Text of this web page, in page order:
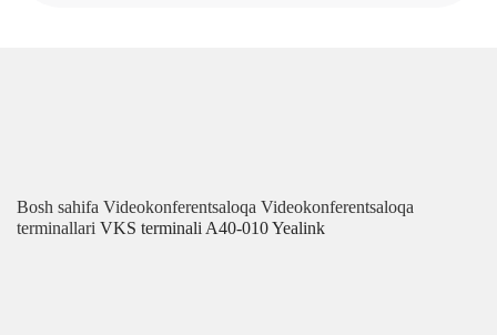
Bosh sahifa Videokonferentsaloqa Videokonferentsaloqa
terminallari VKS terminali A40-010 Yealink